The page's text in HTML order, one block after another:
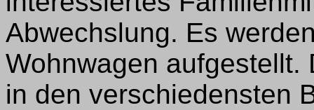
Abwechslung. Es
Wohnwagen
in den verschiedensten